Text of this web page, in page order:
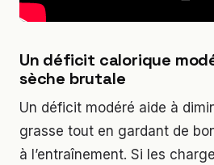
Un déficit calorique
sèche brutale
Un déficit modéré aide à
grasse tout en gardant de
à l’entraînement. Si les